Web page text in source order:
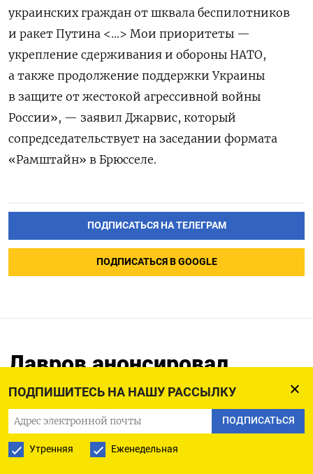
ПОДПИШИТЕСЬ НА НАШУ РАССЫЛКУ
ПОДПИСАТЬСЯ
Утренняя Еженедельная
украинских граждан от шквала беспилотников
и ракет Путина <…> Мои приоритеты —
укрепление сдерживания и обороны НАТО,
а также продолжение поддержки Украины
в защите от жестокой агрессивной войны
России», — заявил Джарвис, который
сопредседательствует на заседании формата
«Рамштайн» в Брюсселе.
ПОДПИСАТЬСЯ НА ТЕЛЕГРАМ
ПОДПИСАТЬСЯ В GOOGLE
Лавров анонсировал
«массированные» удары
по украинским городам в
ответ на атаку на Москву